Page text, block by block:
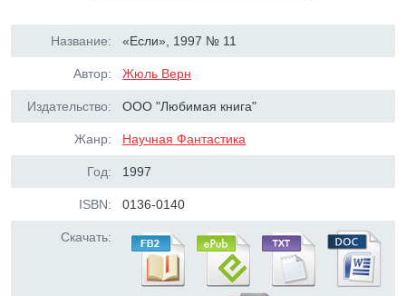
Название: «Если», 1997 № 11
Автор: Жюль Верн
Издательство: ООО "Любимая книга"
Жанр: Научная Фантастика
Год: 1997
ISBN: 0136-0140
Скачать: